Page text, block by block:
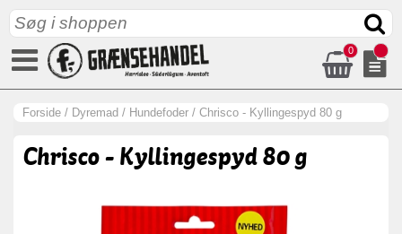
0
Forside / Dyremad / Hundefoder / Chrisco - Kyllingespyd 80 g
Chrisco - Kyllingespyd 80 g